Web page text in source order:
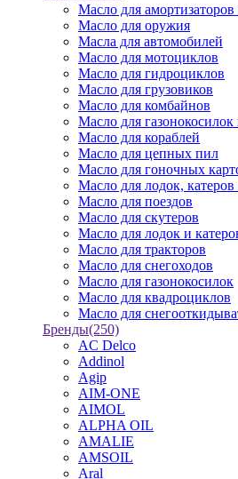
Масло для
Масло для оружия
Масла для автомобилей
Масло для мотоциклов
Масло для гидроциклов
Масло для грузовиков
Масло для комбайнов
Масло для
Масло для кораблей
Масло для цепных пил
Масло для гоночных
Масло для лодок,
Масло для поездов
Масло для скутеров
Масло для лодок и
Масло для тракторов
Масло для снегоходов
Масло для газонокосилок
Масло для квадроциклов
Масло для
Бренды(250)
AC Delco
Addinol
Agip
AIM-ONE
AIMOL
ALPHA OIL
AMALIE
AMSOIL
Aral